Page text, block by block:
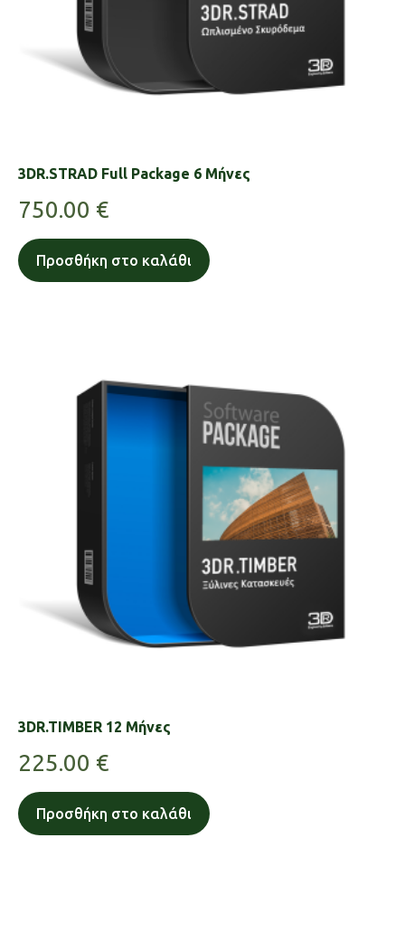
3DR.STRAD Full Package 6 Μήνες
750.00 €
Προσθήκη στο καλάθι
3DR.TIMBER 12 Μήνες
225.00 €
Προσθήκη στο καλάθι